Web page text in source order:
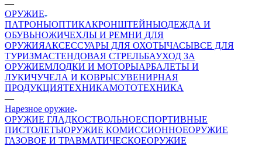
—
ОРУЖИЕ
ПАТРОНЫОПТИКАКРОНШТЕЙНЫОДЕЖДА И
ОБУВЬНОЖИЧЕХЛЫ И РЕМНИ ДЛЯ
ОРУЖИЯАКСЕССУАРЫ ДЛЯ ОХОТЫЧАСЫВСЕ ДЛЯ
ТУРИЗМАСТЕНДОВАЯ СТРЕЛЬБАУХОД ЗА
ОРУЖИЕМЛОДКИ И МОТОРЫАРБАЛЕТЫ И
ЛУКИЧУЧЕЛА И КОВРЫСУВЕНИРНАЯ
ПРОДУКЦИЯТЕХНИКАМОТОТЕХНИКА
—
Нарезное оружие
ОРУЖИЕ ГЛАДКОСТВОЛЬНОЕСПОРТИВНЫЕ
ПИСТОЛЕТЫОРУЖИЕ КОМИССИОННОЕОРУЖИЕ
ГАЗОВОЕ И ТРАВМАТИЧЕСКОЕОРУЖИЕ